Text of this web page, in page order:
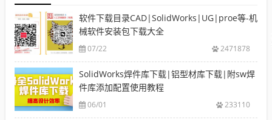
软件下载目录CAD|SolidWorks|UG|proe等-机
械软件安装包下载大全
07/22 2471878
SolidWorks焊件库下载|铝型材库下载|附sw焊
件库添加配置使用教程
06/01 233110